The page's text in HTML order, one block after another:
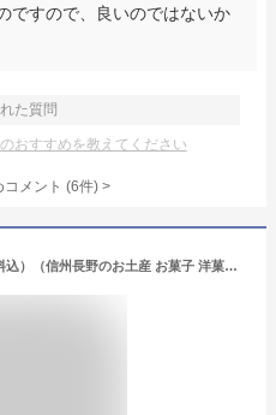
ですので、良いのではないか
た質問
おすすめを教えてください
メント (6件) >
軽井沢タルト8個入×3箱（送料込）（信州長野のお土産 お菓子 洋菓子 土産 おみやげ 長野県 お取り寄せスイーツ 長野土産 信州土産 長野お土産 通販 ケーキ 焼き菓子）